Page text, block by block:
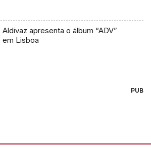
Aldivaz apresenta o álbum “ADV”
em Lisboa
PUB